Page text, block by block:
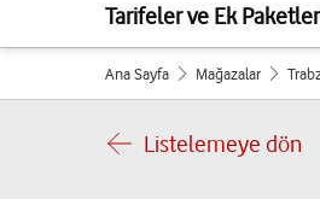
Tarifeler ve Ek Paketler
Ana Sayfa Mağazalar
Listelemeye dön